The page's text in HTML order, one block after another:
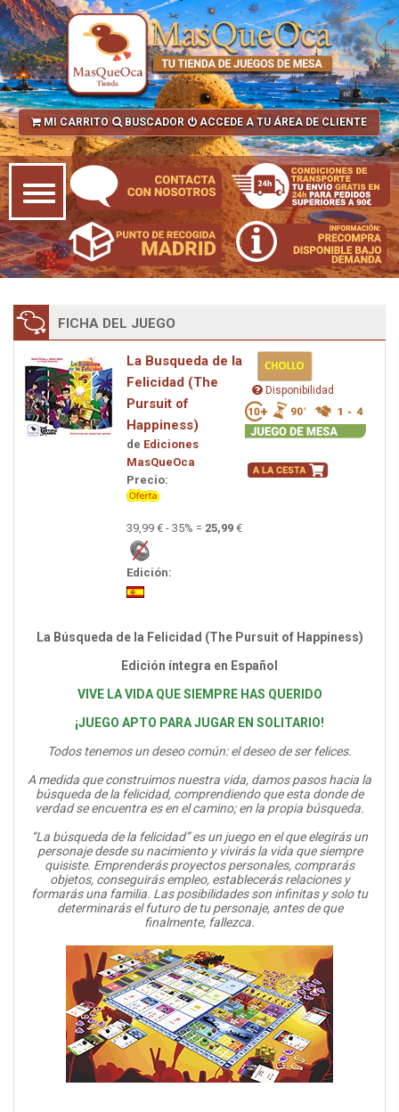
MI CARRITO BUSCADOR ACCEDE A TU ÁREA DE CLIENTE
FICHA DEL JUEGO
La Busqueda de la
Felicidad (The
Pursuit of
Happiness)
de Ediciones
MasQueOca
Precio:
39,99 € - 35% = 25,99 €
Edición:
Disponibilidad
La Búsqueda de la Felicidad (The Pursuit of Happiness)
Edición íntegra en Español
VIVE LA VIDA QUE SIEMPRE HAS QUERIDO
¡JUEGO APTO PARA JUGAR EN SOLITARIO!
Todos tenemos un deseo común: el deseo de ser felices.
A medida que construimos nuestra vida, damos pasos hacia la
búsqueda de la felicidad, comprendiendo que esta donde de
verdad se encuentra es en el camino; en la propia búsqueda.
“La búsqueda de la felicidad” es un juego en el que elegirás un
personaje desde su nacimiento y vivirás la vida que siempre
quisiste. Emprenderás proyectos personales, comprarás
objetos, conseguirás empleo, establecerás relaciones y
formarás una familia. Las posibilidades son infinitas y solo tu
determinarás el futuro de tu personaje, antes de que
finalmente, fallezca.